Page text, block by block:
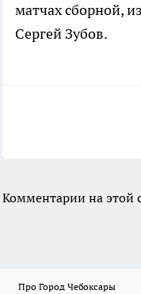
матчах сборной,
Сергей Зубов.
Комментарии на этой
Про Город Чебоксары